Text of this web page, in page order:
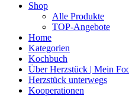
Shop
Alle Produkte
TOP-Angebote
Home
Kategorien
Kochbuch
Über Herzstück | Mein
Herzstück unterwegs
Kooperationen